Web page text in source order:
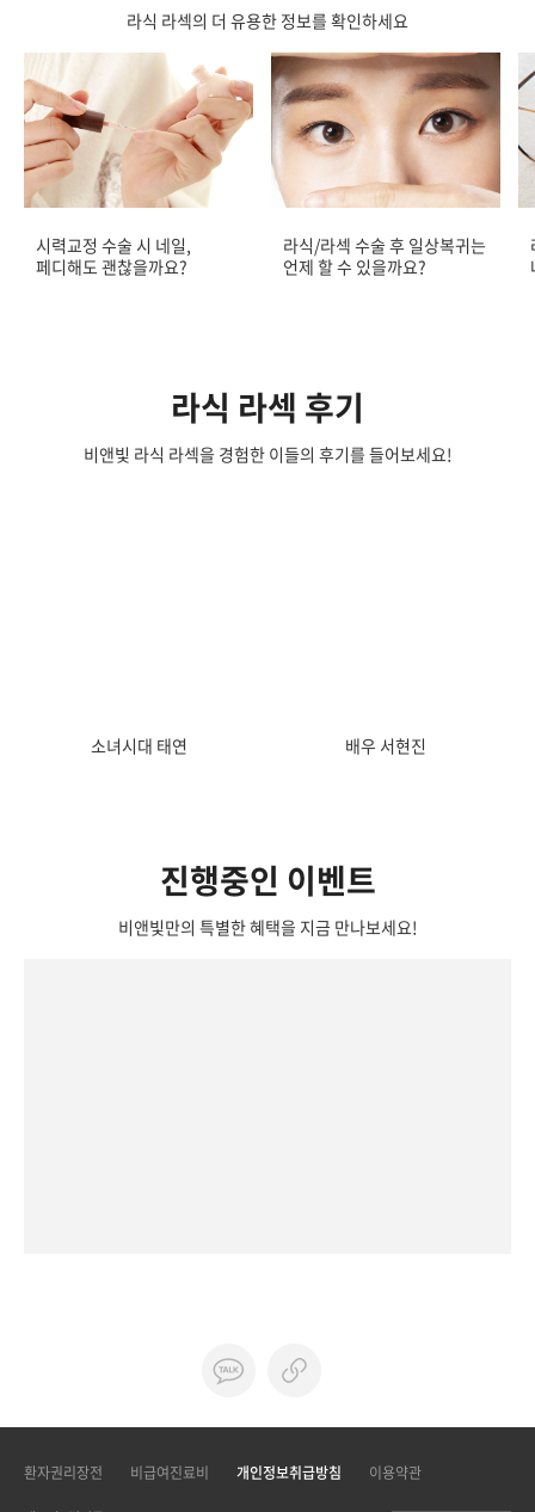
라식 라섹의 더 유용한 정보를 확인하세요
시력교정 수술 시 네일,
페디해도 괜찮을까요?
라식/라섹 수술 후 일상복귀는
언제 할 수 있을까요?
라식 라섹 후기
비앤빛 라식 라섹을 경험한 이들의 후기를 들어보세요!
소녀시대 태연 배우 서현진
진행중인 이벤트
비앤빛만의 특별한 혜택을 지금 만나보세요!
환자권리장전 비급여진료비 개인정보취급방침 이용약관